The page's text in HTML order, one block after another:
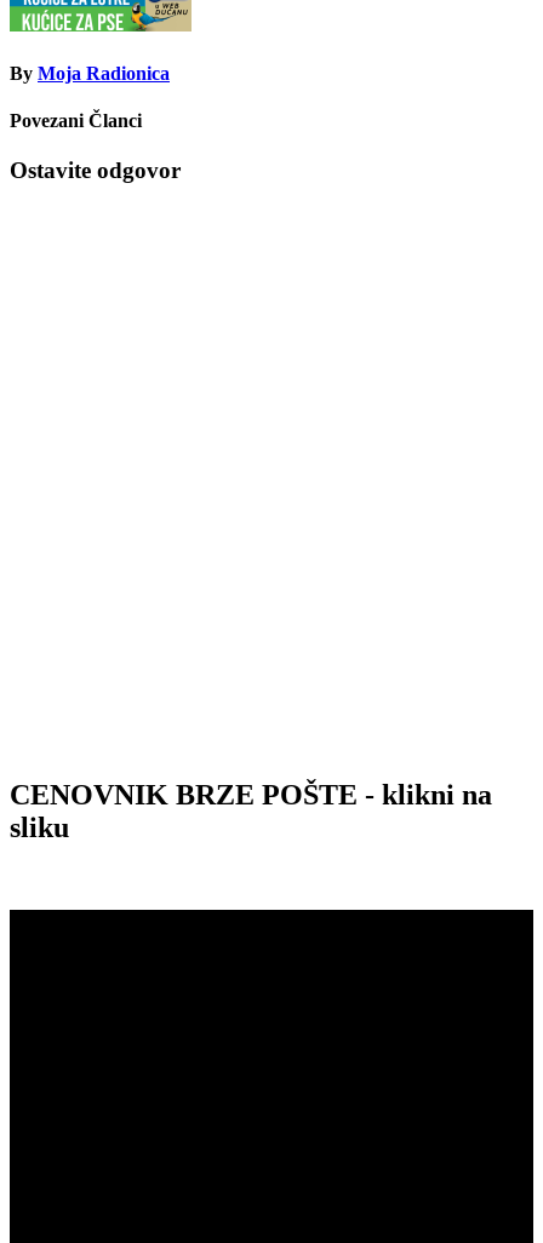
By Moja Radionica
Povezani Članci
Ostavite odgovor
CENOVNIK BRZE POŠTE - klikni na
sliku